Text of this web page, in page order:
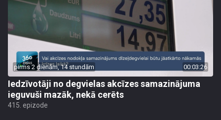
pirms 2 dienām, 14 stundām 00:03:26
Iedzīvotāji no degvielas akcīzes samazinājuma
ieguvuši mazāk, nekā cerēts
415. epizode